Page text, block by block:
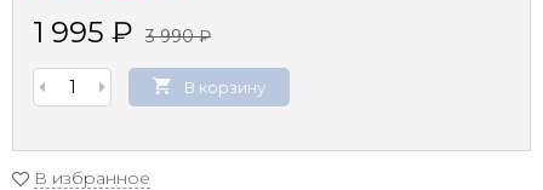
1 995 ₽ 3 990₽
В корзину
В избранное